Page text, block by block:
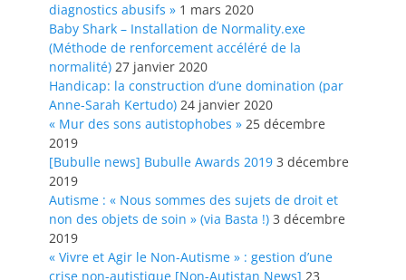
diagnostics abusifs » 1 mars 2020
Baby Shark – Installation de Normality.exe
(Méthode de renforcement accéléré de la
normalité) 27 janvier 2020
Handicap: la construction d’une domination (par
Anne-Sarah Kertudo) 24 janvier 2020
« Mur des sons autistophobes » 25 décembre
2019
[Bubulle news] Bubulle Awards 2019 3 décembre
2019
Autisme : « Nous sommes des sujets de droit et
non des objets de soin » (via Basta !) 3 décembre
2019
« Vivre et Agir le Non-Autisme » : gestion d’une
crise non-autistique [Non-Autistan News] 23